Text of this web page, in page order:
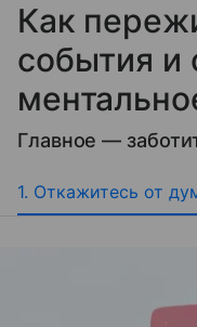
Как
события и
Главное —
1. Откажитесь от